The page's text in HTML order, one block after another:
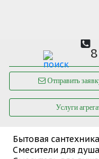
Отправить
Услуги
Бытовая сантехника
Смесители для